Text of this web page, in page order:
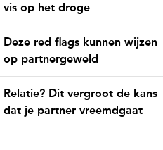
vis op het droge
Deze red flags kunnen wijzen
op partnergeweld
Relatie? Dit vergroot de kans
dat je partner vreemdgaat